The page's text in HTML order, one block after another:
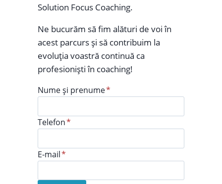
Solution Focus Coaching.
Ne bucurăm să fim alături de voi în
acest parcurs și să contribuim la
evoluția voastră continuă ca
profesioniști în coaching!
Nume și prenume*
Telefon*
E-mail*